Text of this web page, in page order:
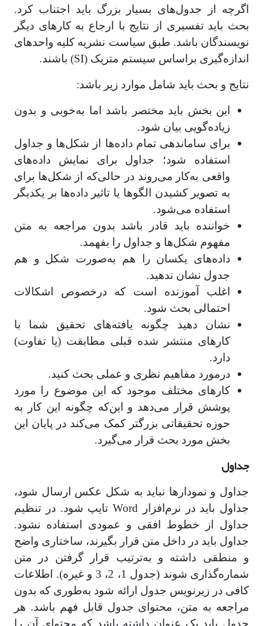
اگرچه از جدول‌های بسیار بزرگ باید اجتناب کرد.
بحث باید تفسیری از نتایج با ارجاع به کارهای دیگر
نویسندگان باشد. طبق سیاست نشریه کلیه واحدهای
اندازه‌گیری براساس سیستم متریک (SI) باشند.
نتایج و بحث باید شامل موارد زیر باشد:
این بخش باید مختصر باشد اما به‌خوبی و بدون
زیاده‌گویی بیان شود.
برای ساماندهی تمام داده‌ها از شکل‌ها و جداول
استفاده شود؛ جداول برای نمایش داده‌های
واقعی به‌کار می‌روند در حالی‌که از شکل‌ها برای
به تصویر کشیدن الگوها یا تاثیر داده‌ها بر یکدیگر
استفاده می‌شود.
خواننده باید قادر باشد بدون مراجعه به متن
مفهوم شکل‌ها و جداول را بفهمد.
داده‌های یکسان را هم به‌صورت شکل و هم
جدول نشان ندهید.
اغلب آموزنده است که درخصوص اشکالات
احتمالی بحث شود.
نشان دهید چگونه یافته‌های تحقیق شما با
کارهای منتشر شده قبلی مطابقت (یا تفاوت)
دارد.
درمورد مفاهیم نظری و عملی بحث کنید.
کارهای مختلف موجود که این موضوع را مورد
پوشش قرار می‌دهد و این‌که چگونه این کار به
حوزه تحقیقاتی بزرگتر کمک می‌کند در پایان این
بخش مورد بحث قرار می‌گیرد.
جداول
جداول و نمودارها نباید به شکل عکس ارسال شود،
جداول باید در نرم‌افزار Word تایپ شود. در تنظیم
جداول از خطوط افقی و عمودی استفاده نشود.
جداول باید در داخل متن قرار بگیرند، ساختاری واضح
و منطقی داشته و به‌ترتیب قرار گرفتن در متن
شماره‌گذاری شوند (جدول 1، 2، 3 و غیره). اطلاعات
کافی در زیرنویس جدول ارائه شود به‌طوری که بدون
مراجعه به متن، محتوای جدول قابل فهم باشد. هر